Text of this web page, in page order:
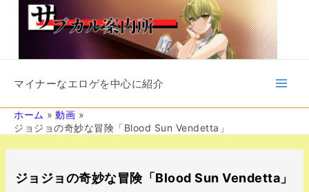
マイナーなエロゲを中心に紹介
ホーム
動画
ジョジョの奇妙な冒険「Blood Sun Vendetta」
ジョジョの奇妙な冒険「Blood Sun Vendetta」
ナ